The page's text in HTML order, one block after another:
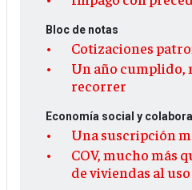
Bloc de notas
Cotizaciones
Un año cumplido,
recorrer
Economía social y
Una suscripción
COV, mucho más
de viviendas al uso